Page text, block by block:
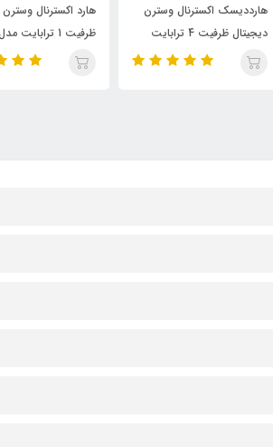
هارد اکسترنال وسترن دیجیتال
ظرفیت 1 ترابایت مدل : My
Passport
هارد اکسترنال
Book